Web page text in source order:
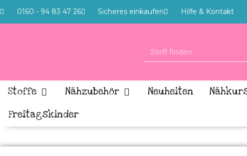
0160 - 94 83 47 26 Sicheres einkaufen Hilfe & Kontakt
Stoffe Nähzubehör Neuheiten
Freitagskinder